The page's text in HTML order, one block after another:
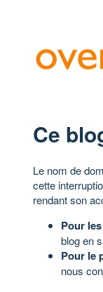
Ce
Le nom de
cette
rendant son
Pour
blog en
Pour le
nous